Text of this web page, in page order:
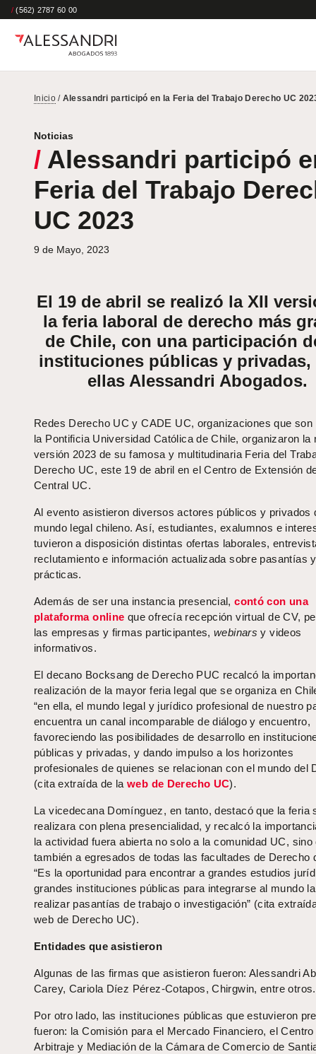
/ (562) 2787 60 00
Inicio/ Alessandri participó en la Feria del Trabajo Derecho UC
Noticias
/ Alessandri participó
Feria del Trabajo
UC 2023
9 de Mayo, 2023
El 19 de abril se realizó la XII
la feria laboral de derecho más
de Chile, con una participación
instituciones públicas y privadas,
ellas Alessandri Abogados.
Redes Derecho UC y CADE UC, organizaciones que son
la Pontificia Universidad Católica de Chile, organizaron la
versión 2023 de su famosa y multitudinaria Feria del
Derecho UC, este 19 de abril en el Centro de Extensión
Central UC.
Al evento asistieron diversos actores públicos y privados
mundo legal chileno. Así, estudiantes, exalumnos e
tuvieron a disposición distintas ofertas laborales,
reclutamiento e información actualizada sobre pasantías y
prácticas.
Además de ser una instancia presencial,contó con una
plataforma online que ofrecía recepción virtual de CV,
las empresas y firmas participantes,webinars y videos
informativos.
El decano Bocksang de Derecho PUC recalcó la
realización de la mayor feria legal que se organiza en
“en ella, el mundo legal y jurídico profesional de nuestro
encuentra un canal incomparable de diálogo y encuentro,
favoreciendo las posibilidades de desarrollo en
públicas y privadas, y dando impulso a los horizontes
profesionales de quienes se relacionan con el mundo del
(cita extraída de la web de Derecho UC).
La vicedecana Domínguez, en tanto, destacó que la feria
realizara con plena presencialidad, y recalcó la
la actividad fuera abierta no solo a la comunidad UC, sino
también a egresados de todas las facultades de Derecho
“Es la oportunidad para encontrar a grandes estudios
grandes instituciones públicas para integrarse al mundo
realizar pasantías de trabajo o investigación” (cita
web de Derecho UC).
Entidades que asistieron
Algunas de las firmas que asistieron fueron: Alessandri
Carey, Cariola Díez Pérez-Cotapos, Chirgwin, entre otros.
Por otro lado, las instituciones públicas que estuvieron
fueron: la Comisión para el Mercado Financiero, el Centro
Arbitraje y Mediación de la Cámara de Comercio de